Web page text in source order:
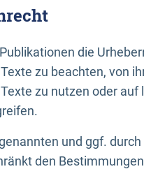
die
zu beachten, von
zu nutzen oder
und ggf.
den